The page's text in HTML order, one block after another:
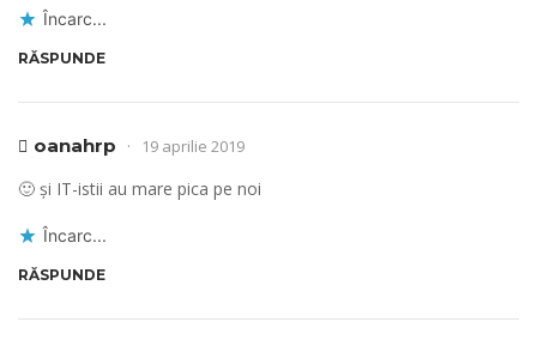
Încarc...
RĂSPUNDE
oanahrp 19 aprilie 2019
🙂 și IT-istii au mare pica pe noi
Încarc...
RĂSPUNDE